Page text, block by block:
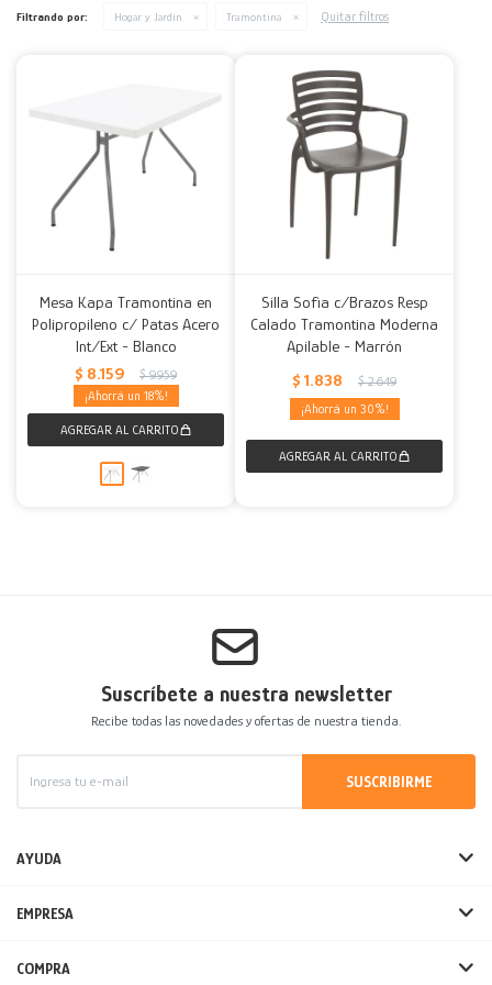
Filtrando por: Hogar y Jardín Tramontina Quitar filtros
Mesa Kapa Tramontina en
Polipropileno c/ Patas Acero
Int/Ext - Blanco
$ 8.159 $ 9.959
18
Silla Sofia c/Brazos Resp
Calado Tramontina Moderna
Apilable - Marrón
$ 1.838 $ 2.649
30
Suscríbete a nuestra newsletter
Recibe todas las novedades y ofertas de nuestra tienda.
SUSCRIBIRME
AYUDA
EMPRESA
COMPRA
Herramientas